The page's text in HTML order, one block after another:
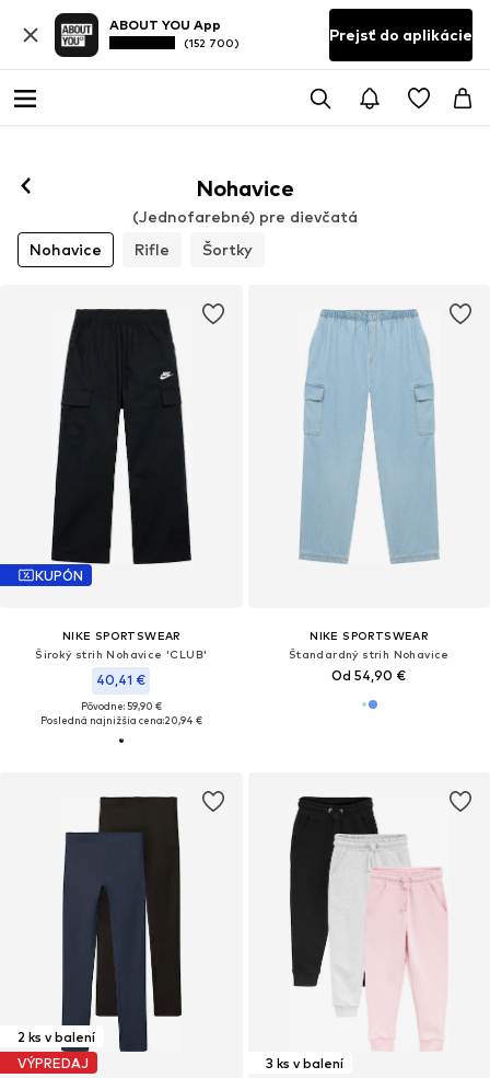
ABOUT YOU App
(152 700) Prejsť do aplikácie
Nohavice
(Jednofarebné) pre dievčatá
Nohavice
Rifle Šortky
KUPÓN
NIKE SPORTSWEAR
Široký strih Nohavice 'CLUB'
40,41 €
Pôvodne: 59,90 €
Posledná najnižšia cena:20,94 €
NIKE SPORTSWEAR
Štandardný strih Nohavice
Od 54,90 €
2 ks v balení
VÝPREDAJ
3 ks v balení